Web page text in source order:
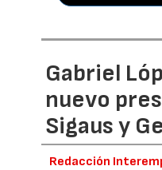
Gabriel
nuevo
Sigaus y
Redacción